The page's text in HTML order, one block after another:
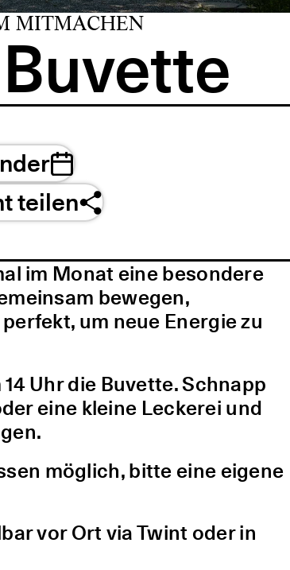
MITMACHEN
teilen
im Monat eine besondere
bewegen,
um neue Energie zu
Uhr die Buvette. Schnapp
eine kleine Leckerei und
möglich, bitte eine eigene
vor Ort via Twint oder in